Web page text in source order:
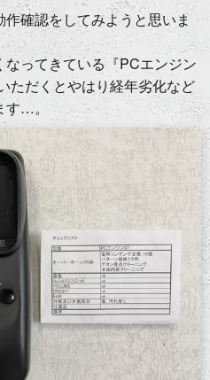
確認をしてみようと思いま
ってきている『PCエンジン
ただくとやはり経年劣化など
…。